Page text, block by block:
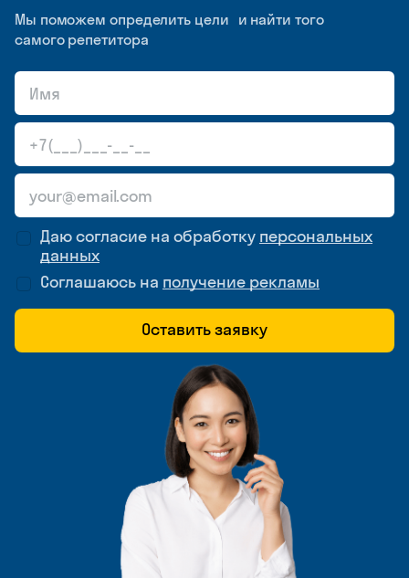
Мы поможем определить цели и найти того
самого репетитора
Даю согласие на обработку персональных
данных
Соглашаюсь на получение рекламы
Оставить заявку